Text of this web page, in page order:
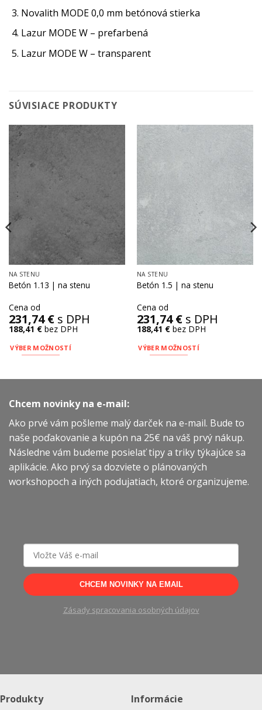
Novalith MODE 0,0 mm betónová stierka
Lazur MODE W – prefarbená
Lazur MODE W – transparent
SÚVISIACE PRODUKTY
NA STENU
Betón 1.13 | na stenu
Cena od
231,74€s DPH
188,41 €bez DPH
VÝBER MOŽNOSTÍ
viacero
variantov.
Možnosti
si
môžete
na
stránke
NA STENU
Betón 1.5 | na stenu
Cena od
231,74€s DPH
188,41 €bez DPH
VÝBER MOŽNOSTÍ
Možnosti
si
môžete
vybrať
na
stránke
Chcem novinky na e-mail:
Ako prvé vám pošleme malý darček na e-mail. Bude to
naše poďakovanie a kupón na 25€ na váš prvý nákup.
Následne vám budeme posielať tipy a triky týkajúce sa
aplikácie. Ako prvý sa dozviete o plánovaných
workshopoch a iných podujatiach, ktoré organizujeme.
CHCEM NOVINKY NA EMAIL
Zásady spracovania osobných údajov
Produkty Informácie